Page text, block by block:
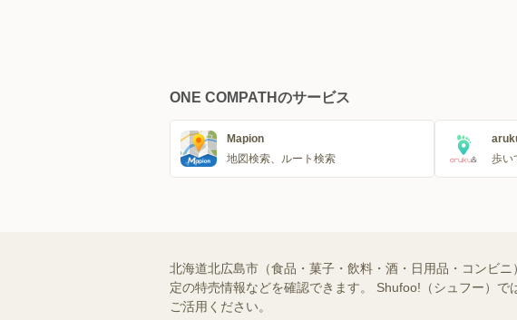
ONE COMPATHのサービス
Mapion
地図検索、ルート検索
歩い
北海道北広島市（食品・菓子・飲料・酒・日用品・コンビ
定の特売情報などを確認できます。 Shufoo!（シュフー）
ご活用ください。